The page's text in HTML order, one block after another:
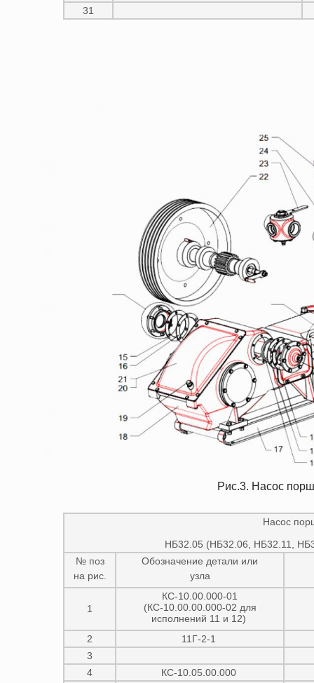
31
Рис.3. Насос
Насос
НБ32.05 (НБ32.06, НБ32.11,
№ поз
на рис.
Обозначение детали или
узла
1
КС-10.00.000-01
(КС-10.00.00.000-02 для
исполнений 11 и 12)
2
11Г-2-1
3
4
КС-10.05.00.000